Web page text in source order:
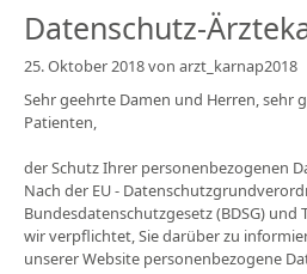
Datenschutz-
25. Oktober 2018von arzt_karnap2018
Sehr geehrte Damen und Herren, sehr
Patienten,
der Schutz Ihrer personenbezogenen
Nach der EU ‐
Bundesdatenschutzgesetz (BDSG) und
wir verpflichtet, Sie darüber zu
unserer Website personenbezogene